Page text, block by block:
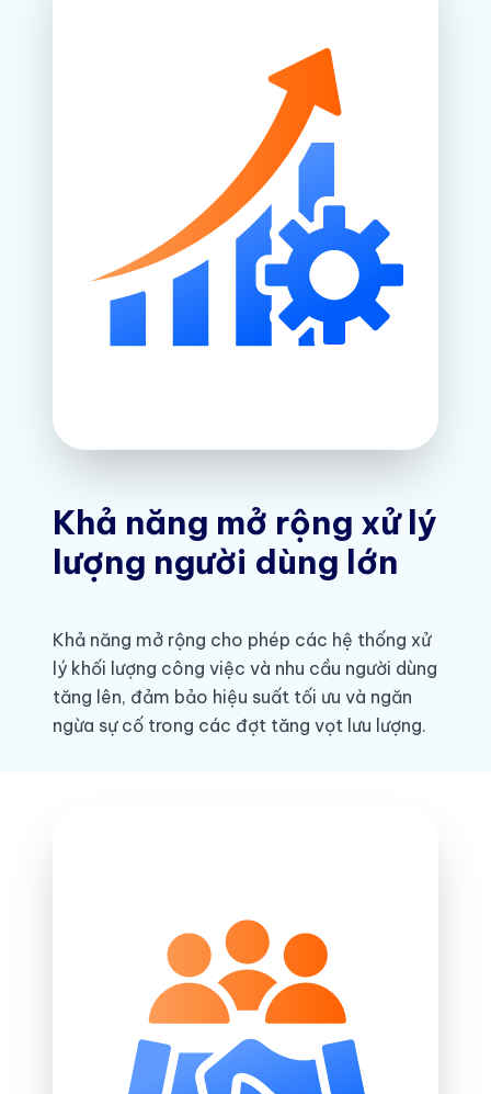
Khả năng mở rộng xử lý
lượng người dùng lớn
Khả năng mở rộng cho phép các hệ thống xử
lý khối lượng công việc và nhu cầu người dùng
tăng lên, đảm bảo hiệu suất tối ưu và ngăn
ngừa sự cố trong các đợt tăng vọt lưu lượng.